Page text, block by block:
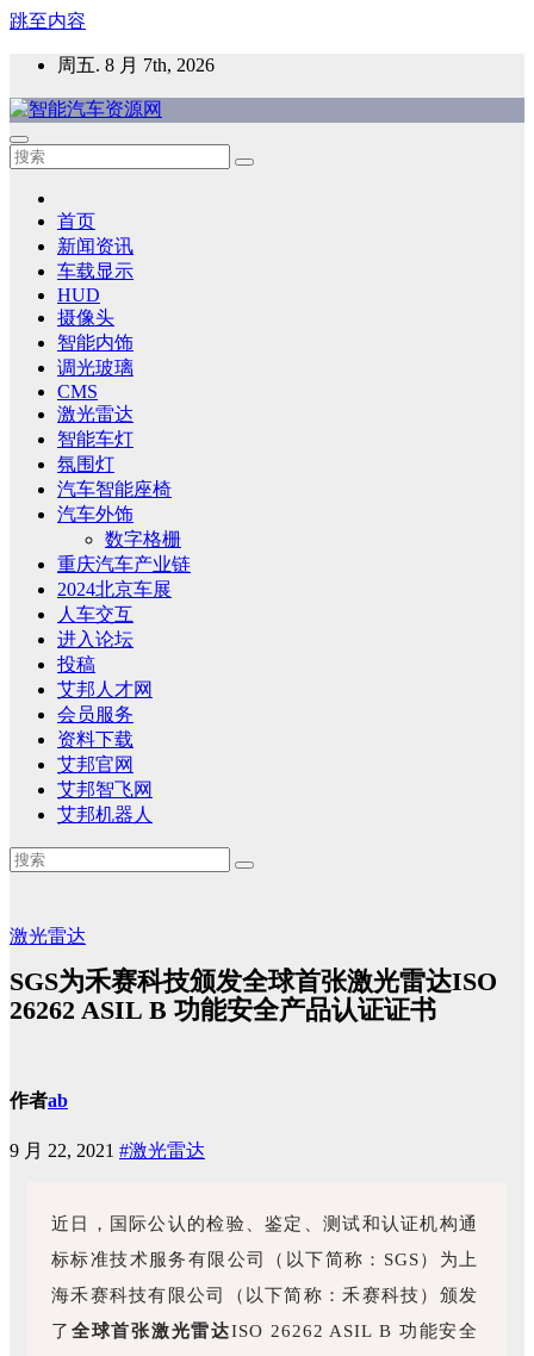
跳至内容
周五. 8 月 7th, 2026
智能汽车资源网
智能表面，智能内饰，新能源汽车，HMI，人车交互，智能车
首页
新闻资讯
车载显示
HUD
摄像头
智能内饰
调光玻璃
CMS
激光雷达
智能车灯
氛围灯
汽车智能座椅
汽车外饰
数字格栅
重庆汽车产业链
2024北京车展
人车交互
进入论坛
投稿
艾邦人才网
会员服务
资料下载
艾邦官网
艾邦智飞网
艾邦机器人
激光雷达
SGS为禾赛科技颁发全球首张激光雷达ISO
26262 ASIL B 功能安全产品认证证书
作者ab
9 月 22, 2021 #激光雷达
近日，国际公认的检验、鉴定、测试和认证机构通
标标准技术服务有限公司（以下简称：SGS）为上
海禾赛科技有限公司（以下简称：禾赛科技）颁发
了 全球首张激光雷达ISO 26262 ASIL B 功能安全